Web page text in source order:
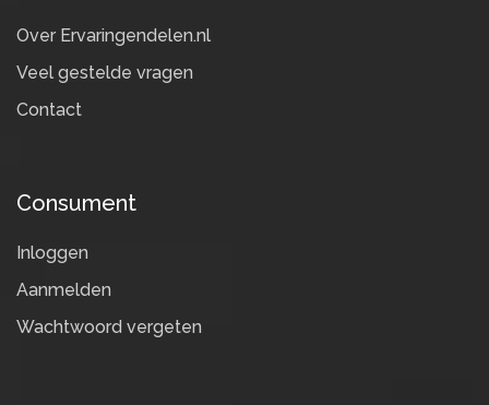
Over Ervaringendelen.nl
Veel gestelde vragen
Contact
Consument
Inloggen
Aanmelden
Wachtwoord vergeten